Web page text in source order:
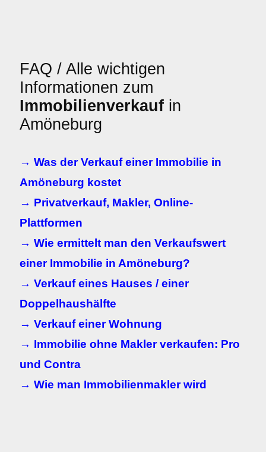
FAQ / Alle wichtigen
Informationen zum
Immobilienverkauf in
Amöneburg
→ Was der Verkauf einer Immobilie in
Amöneburg kostet
→ Privatverkauf, Makler, Online-
Plattformen
→ Wie ermittelt man den Verkaufswert
einer Immobilie in Amöneburg?
→ Verkauf eines Hauses / einer
Doppelhaushälfte
→ Verkauf einer Wohnung
→ Immobilie ohne Makler verkaufen: Pro
und Contra
→ Wie man Immobilienmakler wird